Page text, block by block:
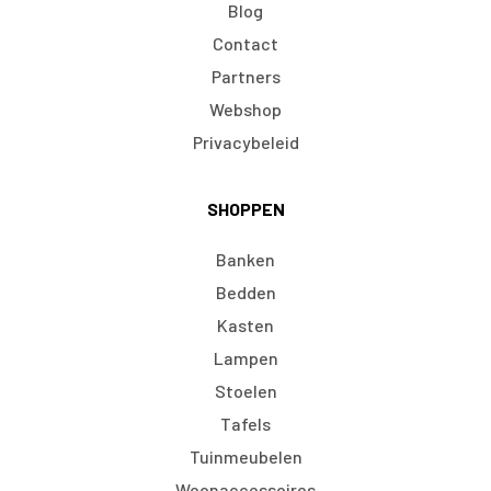
Blog
Contact
Partners
Webshop
Privacybeleid
SHOPPEN
Banken
Bedden
Kasten
Lampen
Stoelen
Tafels
Tuinmeubelen